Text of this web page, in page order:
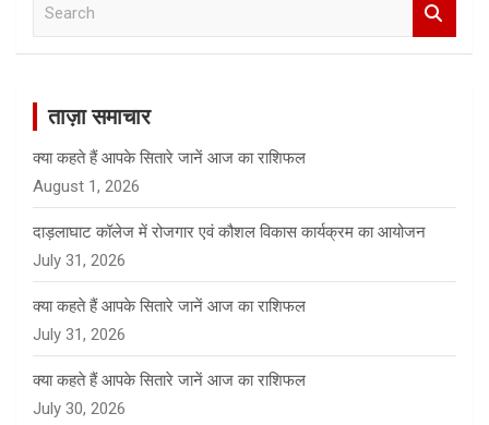
ताज़ा समाचार
क्या कहते हैं आपके सितारे जानें आज का राशिफल
August 1, 2026
दाड़लाघाट कॉलेज में रोजगार एवं कौशल विकास कार्यक्रम का आयोजन
July 31, 2026
क्या कहते हैं आपके सितारे जानें आज का राशिफल
July 31, 2026
क्या कहते हैं आपके सितारे जानें आज का राशिफल
July 30, 2026